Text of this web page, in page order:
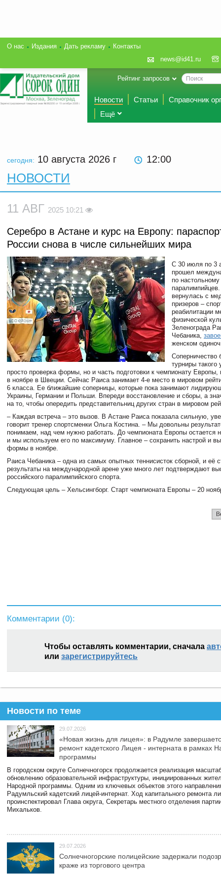
О нас Издания Дать рекламу
Контакты
news@id41.ru
Рейтинг запросов
Новости Статьи
Справочник
Ещё
сегодня: 10 августа 2026 г 12:00
НОВОСТИ
11 АВГ 2025 10:21
Серебро в Астане и курс на Европу:
России снова в числе сильнейших мира
С 30 июля по 3
прошел
по
вернулась с
призеров –
реабилитации
физической
Зеленограда
Чебаника,
женском
Соперничество
турниры такого
просто проверка формы, но и часть подготовки к чемпионату Европы,
в ноябре в Швеции. Сейчас Раиса занимает 4-е место в мировом
6 класса. Ее ближайшие соперницы, которые пока занимают
Украины, Германии и Польши. Впереди восстановление и сборы, а
на то, чтобы опередить представительниц других стран в мировом
– Каждая встреча – это вызов. В Астане Раиса показала сильную,
говорит тренер спортсменки Ольга Костина. – Мы довольны
понимаем, над чем нужно работать. До чемпионата Европы остается
и мы используем его по максимуму. Главное – сохранить настрой и
формы в ноябре.
Раиса Чебаника – одна из самых опытных теннисисток сборной, и её
результаты на международной арене уже много лет подтверждают
российского паралимпийского спорта.
Следующая цель – Хельсингборг. Старт чемпионата Европы – 20
Комментарии (0):
Чтобы оставлять комментарии, сначала
или зарегистрируйтесь
Новости по теме
29.07.2026
«Новая жизнь для лицея»: в Радумле
ремонт кадетского Лицея - интерната в рамках
программы
В городском округе Солнечногорск продолжается реализация
обновлению образовательной инфраструктуры, инициированных
Народной программы. Одним из ключевых объектов этого
Радумльский кадетский лицей-интернат. Ход капитального ремонта
проинспектировал Глава округа, Секретарь местного отделения
Михальков.
29.07.2026
Солнечногорские полицейские задержали
краже из торгового центра